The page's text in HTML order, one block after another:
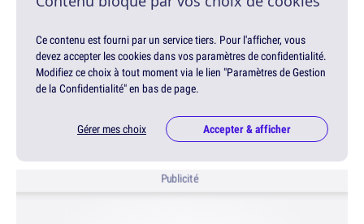
Ce contenu est fourni par un service tiers. Pour l'afficher, vous
devez accepter les cookies dans vos paramètres de confidentialité.
Modifiez ce choix à tout moment via le lien "Paramètres de Gestion
de la Confidentialité" en bas de page.
Gérer mes choix Accepter & afficher
Publicité